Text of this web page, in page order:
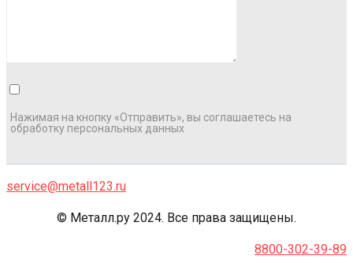
Нажимая на кнопку «Отправить», вы соглашаетесь на
обработку персональных данных
service@metall123.ru
© Металл.ру 2024. Все права защищены.
8800-302-39-89